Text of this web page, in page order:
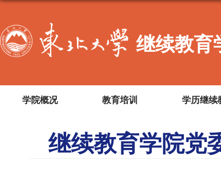
继续教育
学院概况 教育培训 学历继续
继续教育学院党